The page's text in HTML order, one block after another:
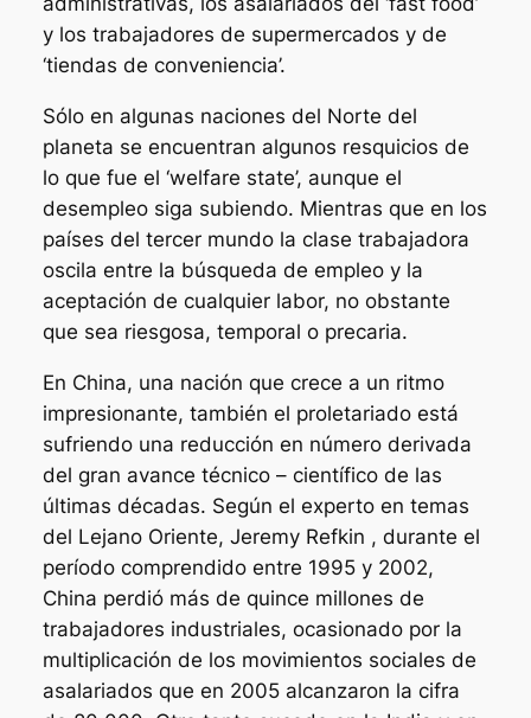
y los trabajadores de supermercados y de
‘tiendas de conveniencia’.
Sólo en algunas naciones del Norte del
planeta se encuentran algunos resquicios de
lo que fue el ‘welfare state’, aunque el
desempleo siga subiendo. Mientras que en los
países del tercer mundo la clase trabajadora
oscila entre la búsqueda de empleo y la
aceptación de cualquier labor, no obstante
que sea riesgosa, temporal o precaria.
En China, una nación que crece a un ritmo
impresionante, también el proletariado está
sufriendo una reducción en número derivada
del gran avance técnico – científico de las
últimas décadas. Según el experto en temas
del Lejano Oriente, Jeremy Refkin , durante el
período comprendido entre 1995 y 2002,
China perdió más de quince millones de
trabajadores industriales, ocasionado por la
multiplicación de los movimientos sociales de
asalariados que en 2005 alcanzaron la cifra